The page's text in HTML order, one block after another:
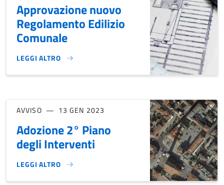
Approvazione nuovo
Regolamento Edilizio
Comunale
LEGGI ALTRO
APPROVAZIONE NUOVO REGOLAMENTO EDILIZIO
AVVISO 13 GEN 2023
Adozione 2° Piano
degli Interventi
LEGGI ALTRO
ADOZIONE 2° PIANO DEGLI INTERVENTI}